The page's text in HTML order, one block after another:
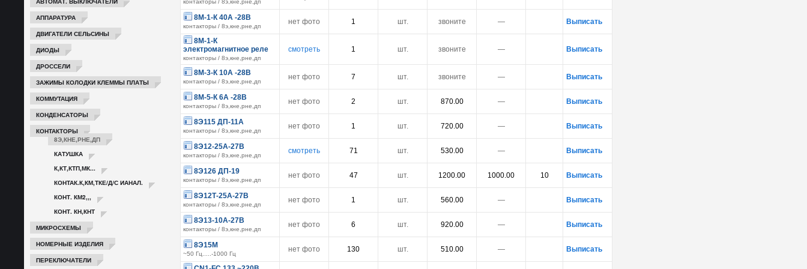
АППАРАТУРА
ДВИГАТЕЛИ СЕЛЬСИНЫ
ДИОДЫ
ДРОССЕЛИ
ЗАЖИМЫ КОЛОДКИ КЛЕММЫ ПЛАТЫ
КОММУТАЦИЯ
КОНДЕНСАТОРЫ
КОНТАКТОРЫ
8Э,КНЕ,РНЕ,ДП
КАТУШКА
К,КТ,КТП,МК...
КОНТАК.К,КМ,ТКЕ/Д/С ИАНАЛ.
КОНТ. КМ2,,,
КОНТ. КН,КНТ
МИКРОСХЕМЫ
НОМЕРНЫЕ ИЗДЕЛИЯ
ПЕРЕКЛЮЧАТЕЛИ
контакторы / 8э,кне,рне,дп
8М-1-К 40А -28В
контакторы / 8э,кне,рне,дп
нет фото 1 шт. звоните ― Выписать
8М-1-К
электромагнитное реле
контакторы / 8э,кне,рне,дп
смотреть 1 шт. звоните ― Выписать
8М-3-К 10А -28В
контакторы / 8э,кне,рне,дп
нет фото 7 шт. звоните ― Выписать
8М-5-К 6А -28В
контакторы / 8э,кне,рне,дп
нет фото 2 шт. 870.00 ― Выписать
8Э115 ДП-11А
контакторы / 8э,кне,рне,дп
нет фото 1 шт. 720.00 ― Выписать
8Э12-25А-27В
контакторы / 8э,кне,рне,дп
смотреть 71 шт. 530.00 ― Выписать
8Э126 ДП-19
контакторы / 8э,кне,рне,дп
нет фото 47 шт. 1200.00 1000.00 10 Выписать
8Э12Т-25А-27В
контакторы / 8э,кне,рне,дп
нет фото 1 шт. 560.00 ― Выписать
8Э13-10А-27В
контакторы / 8э,кне,рне,дп
нет фото 6 шт. 920.00 ― Выписать
8Э15М
~50 Гц.....-1000 Гц
нет фото 130 шт. 510.00 ― Выписать